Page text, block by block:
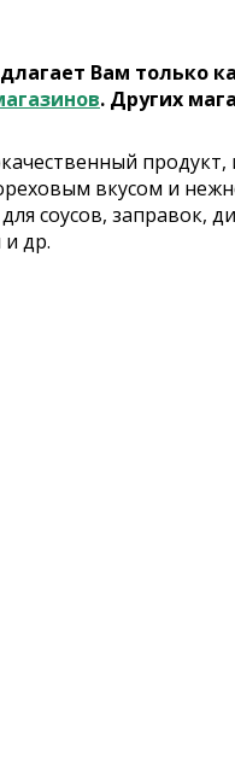
Вам только
. Других
вкусом и
соусов, заправок,
и др.